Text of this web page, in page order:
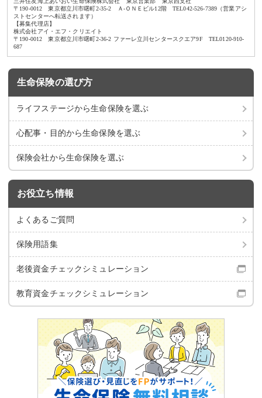
〒190-0012 東京都立川市曙町2-35-2 Ａ-ＯＮＥビル12階 TEL042-526-7389（営業アシ
ストセンターへ転送されます）
【募集代理店】
株式会社アイ・エフ・クリエイト
〒190-0012 東京都立川市曙町2-36-2 ファーレ立川センタースクエア9F TEL0120-910-
687
生命保険の選び方
ライフステージから生命保険を選ぶ
心配事・目的から生命保険を選ぶ
保険会社から生命保険を選ぶ
お役立ち情報
よくあるご質問
保険用語集
老後資金チェックシミュレーション
教育資金チェックシミュレーション